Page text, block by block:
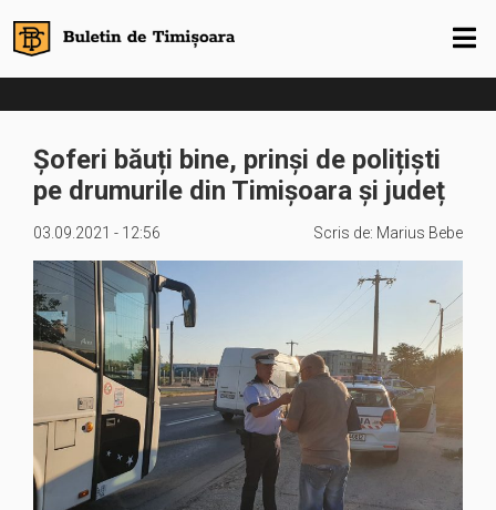
Șoferi băuți bine, prinși de polițiști
pe drumurile din Timișoara și județ
03.09.2021 - 12:56 Scris de: Marius Bebe